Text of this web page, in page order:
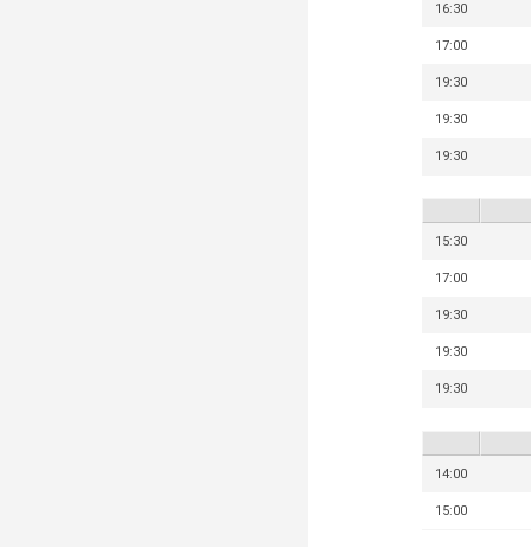
16:30
17:00
19:30
19:30
19:30
15:30
17:00
19:30
19:30
19:30
14:00
15:00